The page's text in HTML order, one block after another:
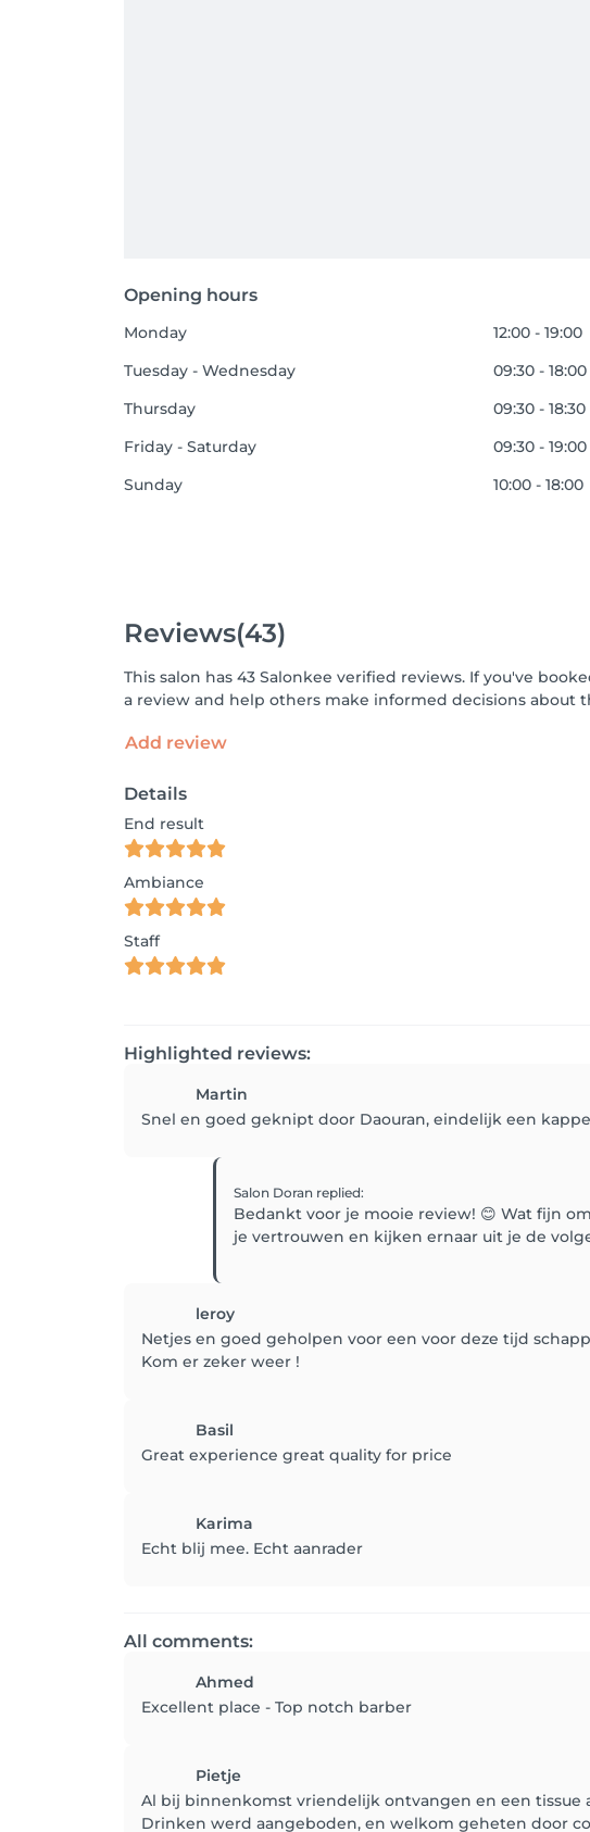
Opening hours
Monday
12:00 - 19:00
Tuesday - Wednesday
09:30 - 18:00
Thursday
09:30 - 18:30
Friday - Saturday
09:30 - 19:00
Sunday
10:00 - 18:00
Reviews(43)
This salon has 43 Salonkee verified reviews. If you've
a review and help others make informed decisions about
Add review
Details
End result
Ambiance
Staff
Highlighted reviews:
Martin
Snel en goed geknipt door Daouran, eindelijk een
Salon Doran replied:
Bedankt voor je mooie review! 😊 Wat fijn
je vertrouwen en kijken ernaar uit je de
leroy
Netjes en goed geholpen voor een voor deze tijd
Kom er zeker weer !
Basil
Great experience great quality for price
Karima
Echt blij mee. Echt aanrader
All comments:
Ahmed
Excellent place - Top notch barber
Pietje
Al bij binnenkomst vriendelijk ontvangen en een
Drinken werd aangeboden, en welkom geheten door